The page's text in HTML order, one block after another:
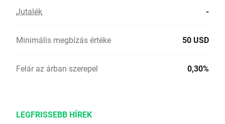
Jutalék -
Minimális megbízás értéke 50 USD
Felár az árban szerepel 0,30%
LEGFRISSEBB HÍREK